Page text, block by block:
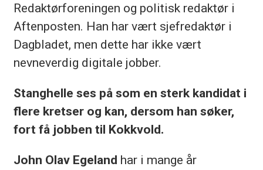
Redaktørforeningen og politisk redaktør i
Aftenposten. Han har vært sjefredaktør i
Dagbladet, men dette har ikke vært
nevneverdig digitale jobber.
Stanghelle ses på som en sterk kandidat i
flere kretser og kan, dersom han søker,
fort få jobben til Kokkvold.
John Olav Egeland har i mange år